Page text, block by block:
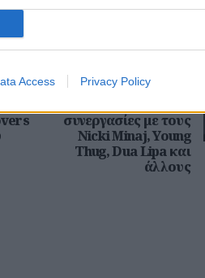
Access Privacy Policy
μια
Ο Elton John
ανακοινώνει νέο
συνεργασίες με τους
Nicki Minaj, Young
Thug, Dua Lipa και
άλλους